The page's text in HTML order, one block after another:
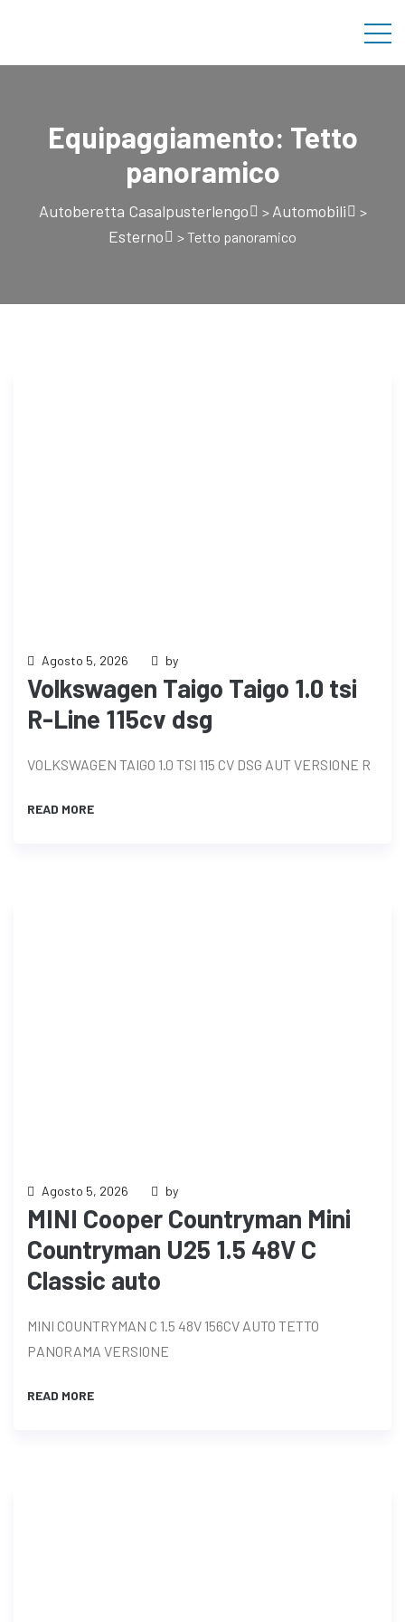
Equipaggiamento: Tetto
panoramico
Autoberetta Casalpusterlengo > Automobili >
Esterno >Tetto panoramico
Agosto 5, 2026 by
Volkswagen Taigo Taigo 1.0 tsi
R-Line 115cv dsg
VOLKSWAGEN TAIGO 1.0 TSI 115 CV DSG AUT VERSIONE R
READ MORE
Agosto 5, 2026 by
MINI Cooper Countryman Mini
Countryman U25 1.5 48V C
Classic auto
MINI COUNTRYMAN C 1.5 48V 156CV AUTO TETTO
PANORAMA VERSIONE
READ MORE